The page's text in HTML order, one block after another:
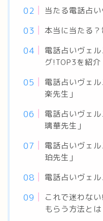
当たる電話占
本当に当たる
電話占いヴェ
グ!TOP3を紹介
電話占いヴェ
楽先生」
電話占いヴェ
璃華先生」
電話占いヴェ
珀先生」
電話占いヴェ
これで迷わな
もらう方法とは